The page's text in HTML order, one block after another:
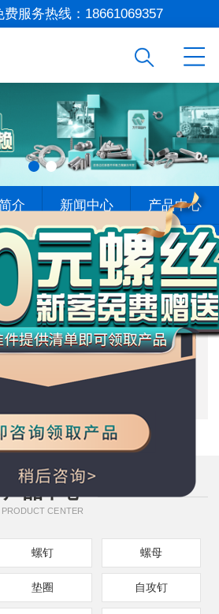
服务热线： 18661069357
介 新闻中心 产品中心
例 在线留言 联系我们
产品中心
PRODUCT CENTER
螺钉 螺母
垫圈 自攻钉